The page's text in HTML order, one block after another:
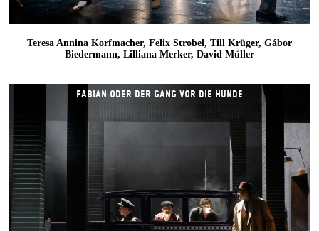
Teresa Annina Korfmacher, Felix Strobel, Till Krüger, Gábor
Biedermann, Lilliana Merker, David Müller
FABIAN ODER DER GANG VOR DIE HUNDE